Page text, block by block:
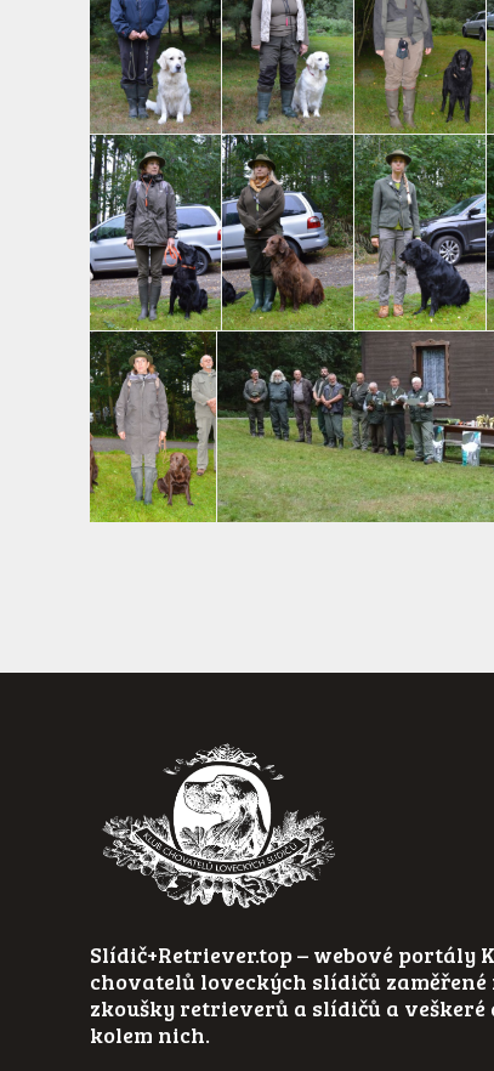
Slídič+Retriever.top – webové portály
chovatelů loveckých slídičů zaměřené
zkoušky retrieverů a slídičů a veškeré
kolem nich.